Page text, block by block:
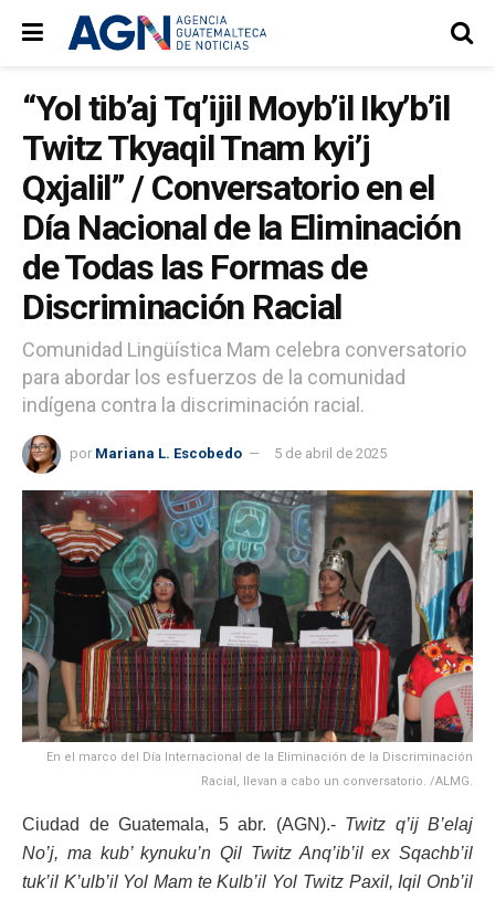
“Yol tib’aj Tq’ijil Moyb’il Iky’b’il
Twitz Tkyaqil Tnam kyi’j
Qxjalil” / Conversatorio en el
Día Nacional de la Eliminación
de Todas las Formas de
Discriminación Racial
Comunidad Lingüística Mam celebra conversatorio
para abordar los esfuerzos de la comunidad
indígena contra la discriminación racial.
por Mariana L. Escobedo 5 de abril de 2025
En el marco del Día Internacional de la Eliminación de la Discriminación
Racial, llevan a cabo un conversatorio. /ALMG.
Ciudad de Guatemala, 5 abr. (AGN).- Twitz q’ij B’elaj
No’j, ma kub’ kynuku’n Qil Twitz Anq’ib’il ex Sqachb’il
tuk’il K’ulb’il Yol Mam te Kulb’il Yol Twitz Paxil, Iqil Onb’il